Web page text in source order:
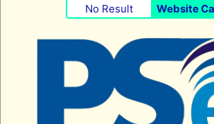
No Result Website